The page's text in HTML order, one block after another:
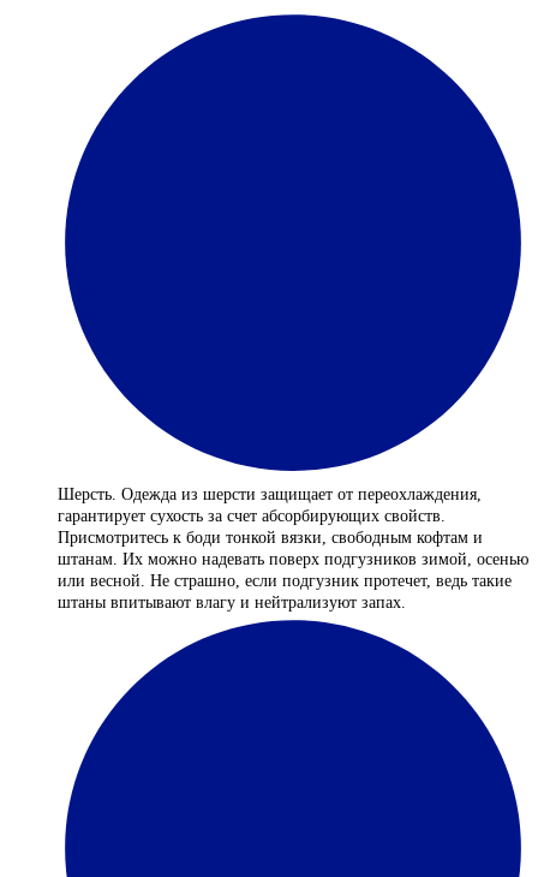
Шерсть. Одежда из шерсти защищает от переохлаждения,
гарантирует сухость за счет абсорбирующих свойств.
Присмотритесь к боди тонкой вязки, свободным кофтам и
штанам. Их можно надевать поверх подгузников зимой, осенью
или весной. Не страшно, если подгузник протечет, ведь такие
штаны впитывают влагу и нейтрализуют запах.